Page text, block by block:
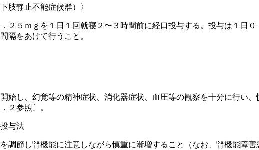
肢静止不能症候群）〉
２５ｍｇを１日１回就寝２〜３時間前に経口投与する。投与は１日
隔をあけて行うこと。
し、幻覚等の精神症状、消化器症状、血圧等の観察を十分に行い
２参照〕。
与法
調節し腎機能に注意しながら慎重に漸増すること（なお、腎機能障